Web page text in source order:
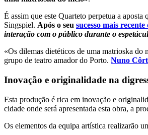
É assim que este Quarteto perpetua a
Singspiel. Após o seu sucesso mais
interação com o público durante o
«Os dilemas dietéticos de uma matrioska
grupo de teatro amador do Porto. Nuno
Inovação e originalidade na
Esta produção é rica em inovação e
cidade onde será apresentada esta obra, a
Os elementos da equipa artística realizarão